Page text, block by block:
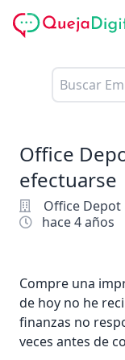
Office
efectuarse
Office Depot
hace 4 años
Compre una
de hoy no he
finanzas no
veces antes de